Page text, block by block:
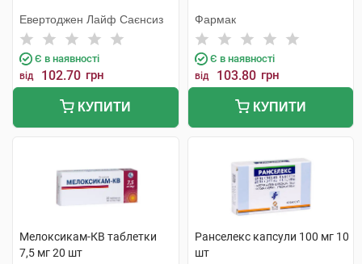
Евертоджен Лайф Саєнсиз
Є в наявності
від 102.70 грн
КУПИТИ
Фармак
Є в наявності
від 103.80 грн
КУПИТИ
Мелоксикам-КВ таблетки
7,5 мг 20 шт
Ранселекс капсули 100 мг 10
шт